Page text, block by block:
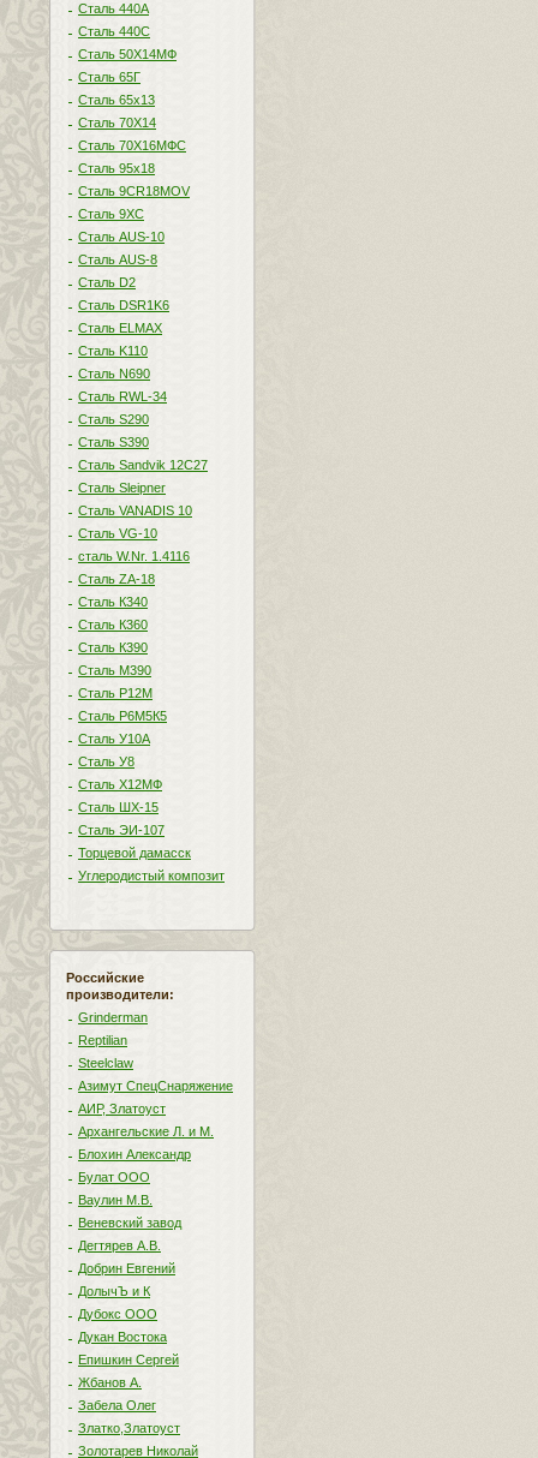
Сталь 440A
Сталь 440С
Сталь 50Х14МФ
Сталь 65Г
Сталь 65х13
Сталь 70Х14
Сталь 70Х16МФС
Сталь 95х18
Сталь 9CR18MOV
Сталь 9ХС
Сталь AUS-10
Сталь AUS-8
Сталь D2
Сталь DSR1K6
Сталь ELMAX
Сталь K110
Сталь N690
Сталь RWL-34
Сталь S290
Сталь S390
Сталь Sandvik 12C27
Сталь Sleipner
Сталь VANADIS 10
Сталь VG-10
сталь W.Nr. 1.4116
Сталь ZA-18
Сталь К340
Сталь К360
Сталь К390
Сталь М390
Сталь Р12М
Сталь Р6М5К5
Сталь У10А
Сталь У8
Сталь Х12МФ
Сталь ШХ-15
Сталь ЭИ-107
Торцевой дамасск
Углеродистый композит
Российские
производители:
Grinderman
Reptilian
Steelclaw
Азимут СпецСнаряжение
АИР, Златоуст
Архангельские Л. и М.
Блохин Александр
Булат ООО
Ваулин М.В.
Веневский завод
Дегтярев А.В.
Добрин Евгений
ДолычЪ и К
Дубокс ООО
Дукан Востока
Епишкин Сергей
Жбанов А.
Забела Олег
Златко,Златоуст
Золотарев Николай